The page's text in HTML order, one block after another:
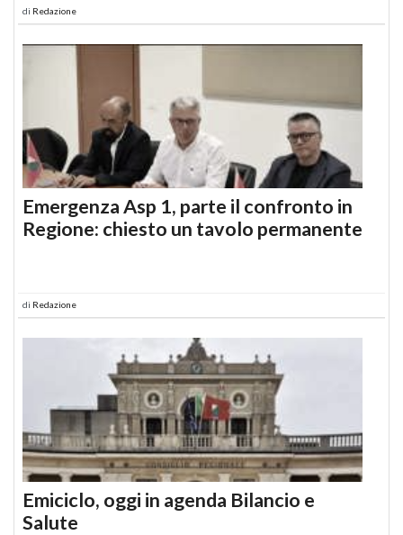
di Redazione
Emergenza Asp 1, parte il confronto in
Regione: chiesto un tavolo permanente
di Redazione
Emiciclo, oggi in agenda Bilancio e
Salute